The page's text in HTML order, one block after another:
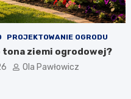
PROJEKTOWANIE OGRODU
ziemi ogrodowej?
Ola Pawłowicz